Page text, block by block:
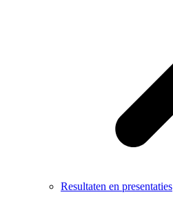
Resultaten en presentaties